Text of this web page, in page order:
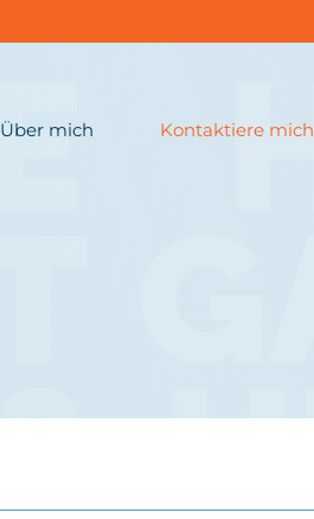
Über mich Kontaktiere mich